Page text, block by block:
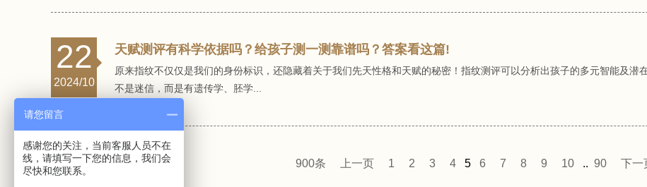
22
2024/10
天赋测评有科学依据吗？给孩子测一测靠谱吗？答案看这篇!
原来指纹不仅仅是我们的身份标识，还隐藏着关于我们先天性格和天赋的秘密！指纹测评可以分析出孩子的多元智能及
不是迷信，而是有遗传学、胚学...
900条 上一页 1 2 3 4 5 6 7 8 9 10 .. 90 下一
请您留言
感谢您的关注，当前客服人员不在
线，请填写一下您的信息，我们会
尽快和您联系。